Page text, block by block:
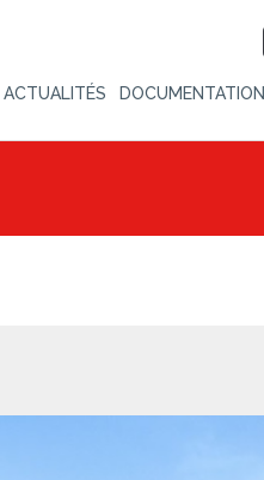
ACTUALITÉS DOCUMENTATION